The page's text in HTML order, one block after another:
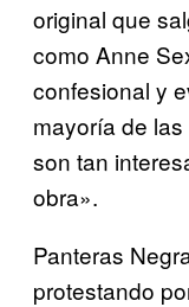
original que
como Anne
confesional y
mayoría de
son tan
obra».
Panteras
protestando